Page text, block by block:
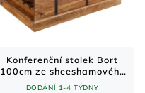
Konferenční stolek Bort
100cm ze sheeshamového
dřeva s kovovým kováním
DODÁNÍ 1-4 TÝDNY